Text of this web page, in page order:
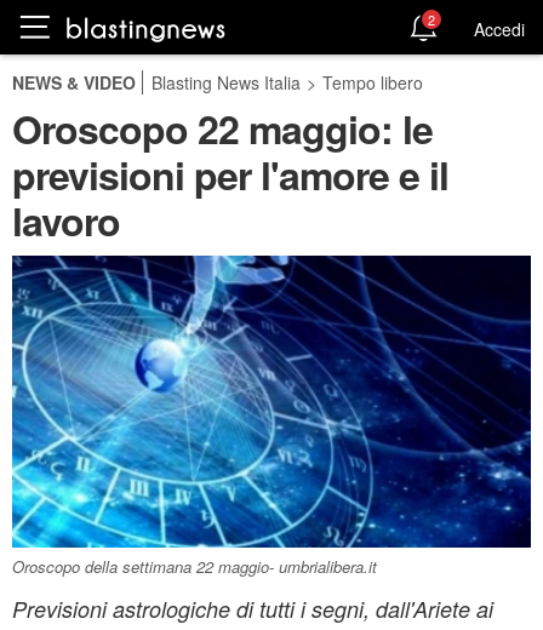
2 Accedi
NEWS & VIDEO Blasting News Italia > Tempo libero
Oroscopo 22 maggio: le
previsioni per l'amore e il
lavoro
Oroscopo della settimana 22 maggio- umbrialibera.it
Previsioni astrologiche di tutti i segni, dall'Ariete ai